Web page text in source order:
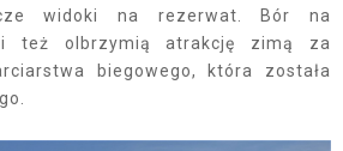
widoki na rezerwat. Bór na
też olbrzymią atrakcję zimą za
biegowego, która została